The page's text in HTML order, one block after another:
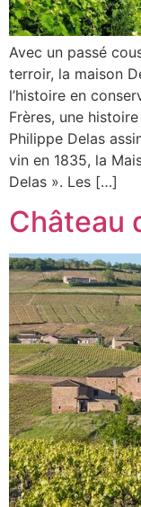
Avec un passé
terroir, la maison
l’histoire en
Frères, une
Philippe Delas
vin en 1835, la
Delas ». Les […]
Château